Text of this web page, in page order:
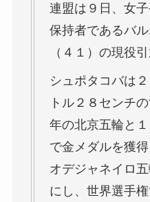
連盟は９日、女
保持者であるバ
（４１）の現役
シュポタコバは
トル２８センチ
年の北京五輪と
で金メダルを獲
オデジャネイロ
にし、世界選手